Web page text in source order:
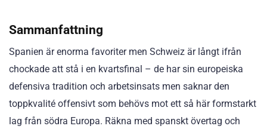
Sammanfattning
Spanien är enorma favoriter men Schweiz är långt ifrån
chockade att stå i en kvartsfinal – de har sin europeiska
defensiva tradition och arbetsinsats men saknar den
toppkvalité offensivt som behövs mot ett så här formstarkt
lag från södra Europa. Räkna med spanskt övertag och